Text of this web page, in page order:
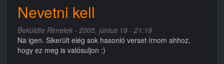
kapcsolatosan
Nevetni kell
Beküldte Rimelek - 2005, június 18 - 21:19
Na igen. Sikerült elég sok hasonló verset írnom ahhoz,
hogy ez meg is valósuljon :)